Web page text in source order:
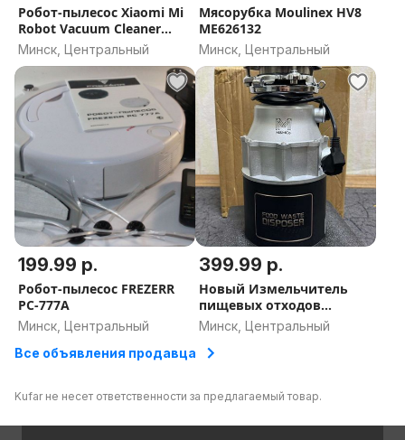
Робот-пылесос Xiaomi Mi
Robot Vacuum Cleaner
SDJQR01RR
Минск, Центральный
Мясорубка Moulinex HV8
ME626132
Минск, Центральный
199.99 р.
Робот-пылесос FREZERR
РС-777A
Минск, Центральный
399.99 р.
Новый Измельчитель
пищевых отходов
кухонный,
электрический в
раковину, 560W
Минск, Центральный
Все объявления продавца
Kufar не несет ответственности за предлагаемый товар.